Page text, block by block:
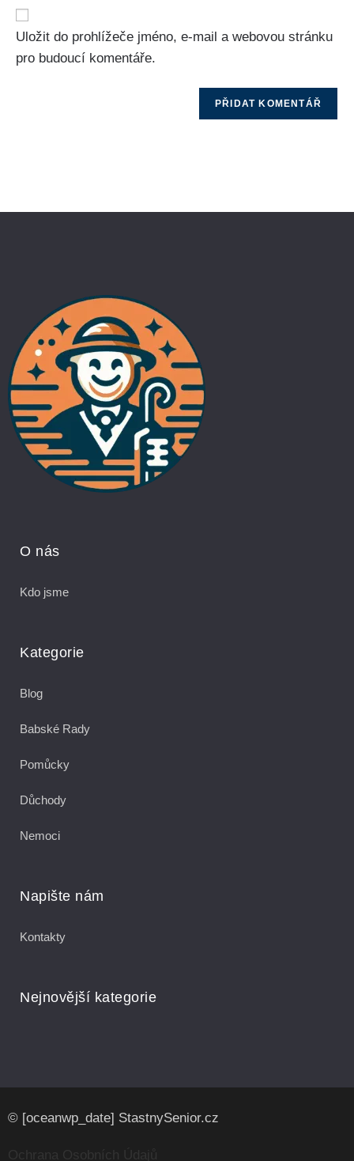
Uložit do prohlížeče jméno, e-mail a webovou stránku
pro budoucí komentáře.
O nás
Kdo jsme
Kategorie
Blog
Babské Rady
Pomůcky
Důchody
Nemoci
Napište nám
Kontakty
Nejnovější kategorie
© [oceanwp_date] StastnySenior.cz